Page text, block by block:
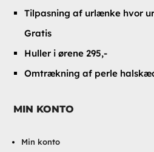
Tilpasning af urlænke hvor
Gratis
Huller i ørene 295,-
Omtrækning af perle
MIN KONTO
Min konto